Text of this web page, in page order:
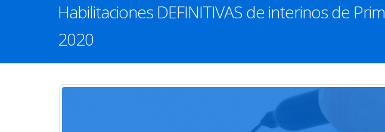
Habilitaciones DEFINITIVAS de interinos de
2020